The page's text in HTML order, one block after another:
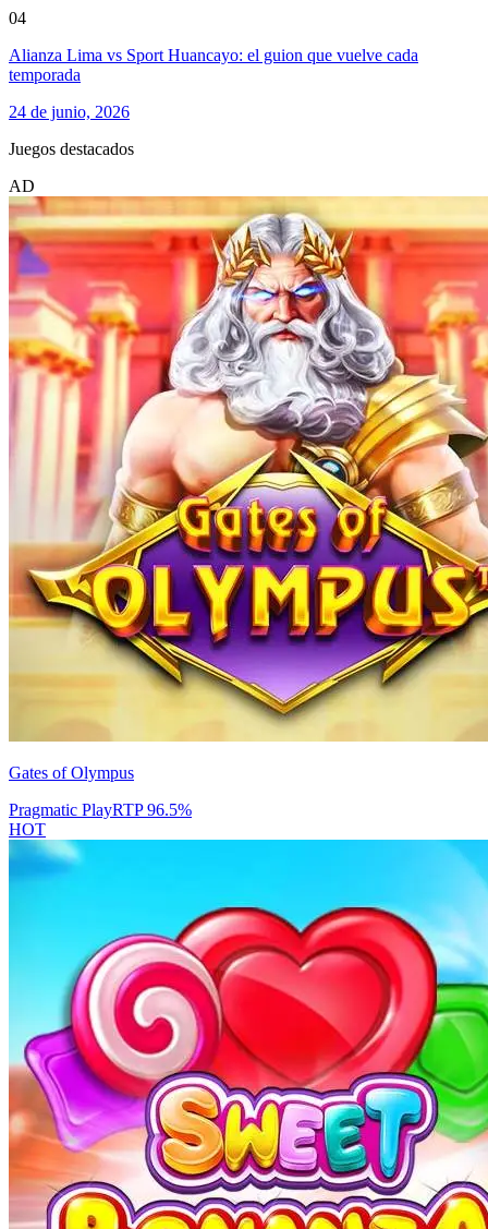
04
Alianza Lima vs Sport Huancayo: el guion que vuelve cada
temporada
24 de junio, 2026
Juegos destacados
AD
Gates of Olympus
Pragmatic PlayRTP96.5%
HOT